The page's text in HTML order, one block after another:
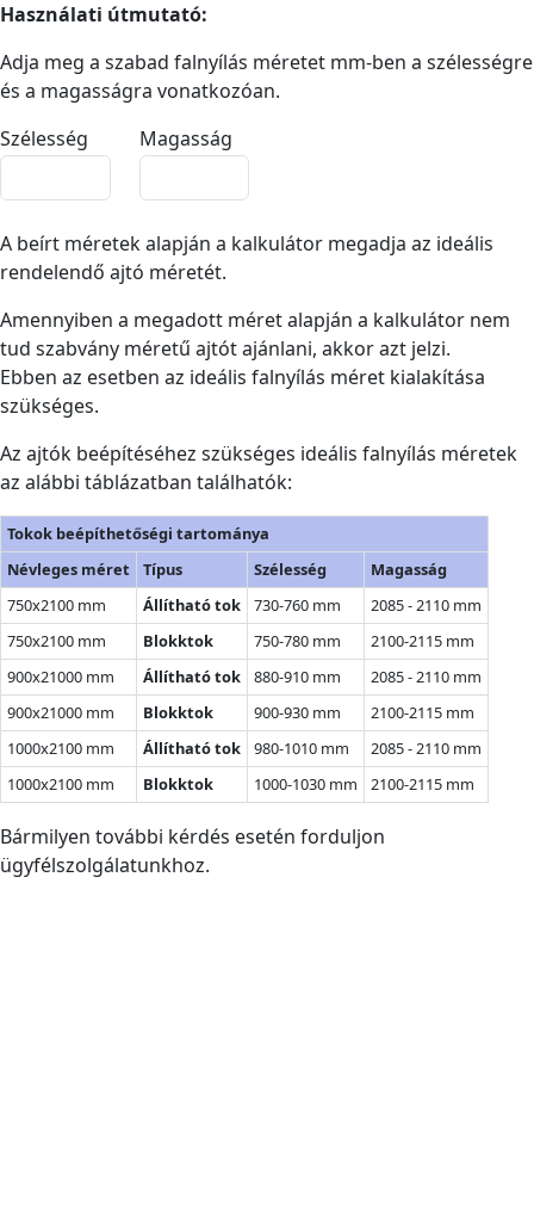
Használati útmutató:
Adja meg a szabad falnyílás méretet mm-ben a szélességre
és a magasságra vonatkozóan.
Szélesség
Magasság
A beírt méretek alapján a kalkulátor megadja az ideális
rendelendő ajtó méretét.
Amennyiben a megadott méret alapján a kalkulátor nem
tud szabvány méretű ajtót ajánlani, akkor azt jelzi.
Ebben az esetben az ideális falnyílás méret kialakítása
szükséges.
Az ajtók beépítéséhez szükséges ideális falnyílás méretek
az alábbi táblázatban találhatók:
Tokok beépíthetőségi tartománya
Névleges méret
Típus Szélesség
Magasság
750x2100 mm
Állítható tok 730-760 mm
2085 - 2110 mm
750x2100 mm
Blokktok 750-780 mm
2100-2115 mm
900x21000 mm
Állítható tok 880-910 mm
2085 - 2110 mm
900x21000 mm
Blokktok 900-930 mm
2100-2115 mm
1000x2100 mm
Állítható tok 980-1010 mm
2085 - 2110 mm
1000x2100 mm
Blokktok 1000-1030 mm 2100-2115 mm
Bármilyen további kérdés esetén forduljon
ügyfélszolgálatunkhoz.